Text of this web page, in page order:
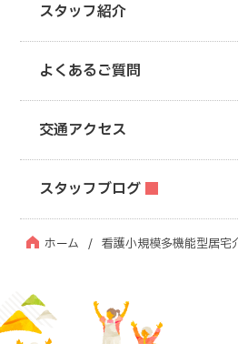
スタッフ紹介
よくあるご質問
交通アクセス
スタッフブログ
ホーム 看護小規模多機能型居宅